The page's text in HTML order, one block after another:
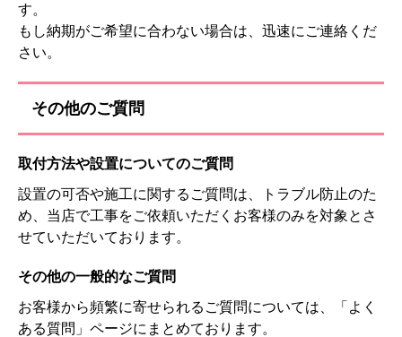
す。
もし納期がご希望に合わない場合は、迅速にご連絡くだ
さい。
その他のご質問
取付方法や設置についてのご質問
設置の可否や施工に関するご質問は、トラブル防止のた
め、当店で工事をご依頼いただくお客様のみを対象とさ
せていただいております。
その他の一般的なご質問
お客様から頻繁に寄せられるご質問については、「よく
ある質問」ページにまとめております。